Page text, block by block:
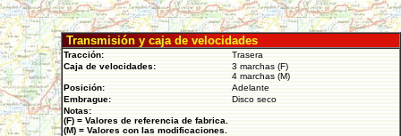
Transmisión y caja de velocidades
Tracción:
Trasera
Caja de velocidades:
3 marchas (F)
4 marchas (M)
Posición:
Adelante
Embrague:
Disco seco
Notas:
(F) = Valores de referencia de fabrica.
(M) = Valores con las modificaciones.